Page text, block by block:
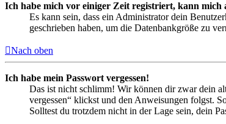
Ich habe mich vor einiger Zeit registriert, kann mich
Es kann sein, dass ein Administrator dein
geschrieben haben, um die Datenbankgröße zu
Nach oben
Ich habe mein Passwort vergessen!
Das ist nicht schlimm! Wir können dir zwar dein
vergessen“ klickst und den Anweisungen folgst.
Solltest du trotzdem nicht in der Lage sein, dein